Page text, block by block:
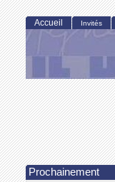
Accueil Invités
Prochainement